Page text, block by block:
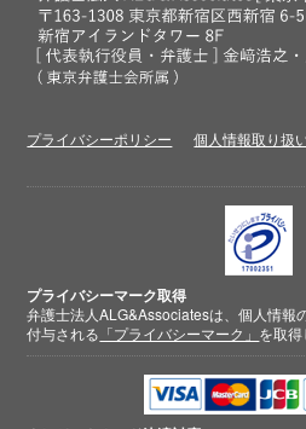
プライバシーポリシー 個人情報取り扱
プライバシーマーク取得
弁護士法人ALG&Associatesは、個人情報
付与される 「プライバシーマーク」 を取得